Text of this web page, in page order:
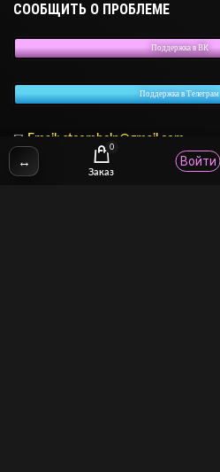
СООБЩИТЬ О ПРОБЛЕМЕ
Поддержка в ВК
Поддержка в Телеграм
✉ Email: stcomhelp@gmail.com
↔
0
Заказ
Войти